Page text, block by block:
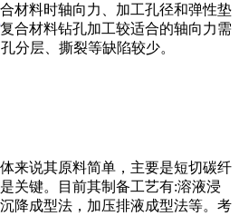
材料时轴向力、加工孔径和弹性垫
复合材料钻孔加工较适合的轴向力需
分层、撕裂等缺陷较少。
说其原料简单，主要是短切碳纤
关键。目前其制备工艺有:溶液浸
降成型法，加压排液成型法等。考